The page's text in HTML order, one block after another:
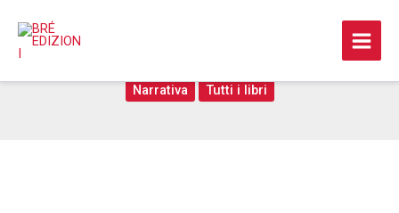
contenuto
Narrativa Tutti i libri